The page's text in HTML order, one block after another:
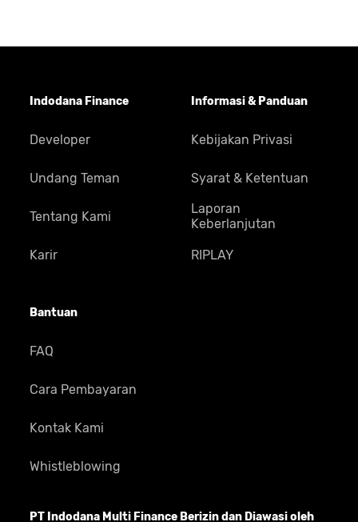
Indodana Finance
Developer
Undang Teman
Tentang Kami
Karir
Bantuan
FAQ
Cara Pembayaran
Kontak Kami
Whistleblowing
Informasi & Panduan
Kebijakan Privasi
Syarat & Ketentuan
Laporan
Keberlanjutan
RIPLAY
PT Indodana Multi Finance Berizin dan Diawasi oleh